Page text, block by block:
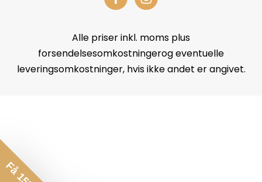
Alle priser inkl. moms plus
forsendelsesomkostningerog eventuelle
leveringsomkostninger, hvis ikke andet er angivet.